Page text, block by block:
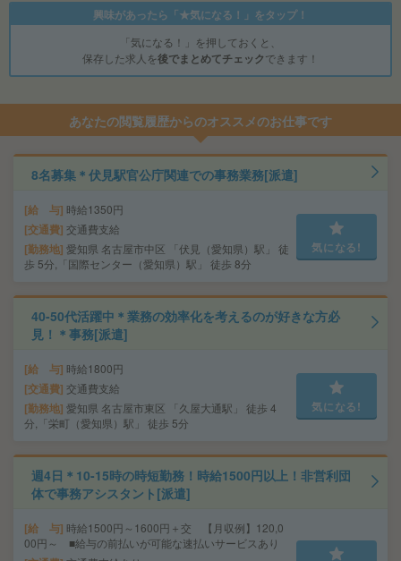
興味があったら「★気になる！」をタップ！
「気になる！」を押しておくと、
保存した求人を後でまとめてチェックできます！
あなたの閲覧履歴からのオススメのお仕事です
8名募集＊伏見駅官公庁関連での事務業務[派遣]
給 与 時給1350円
交通費 交通費支給
勤務地 愛知県 名古屋市中区 「伏見（愛知県）駅」 徒
歩 5分,「国際センター（愛知県）駅」 徒歩 8分
気になる!
40-50代活躍中＊業務の効率化を考えるのが好きな方必
見！＊事務[派遣]
給 与 時給1800円
交通費 交通費支給
勤務地 愛知県 名古屋市東区 「久屋大通駅」 徒歩 4
分,「栄町（愛知県）駅」 徒歩 5分
気になる!
週4日＊10-15時の時短勤務！時給1500円以上！非営利団
体で事務アシスタント[派遣]
給 与 時給1500円～1600円＋交 【月収例】120,0
00円～ ■給与の前払いが可能な速払いサービスあり